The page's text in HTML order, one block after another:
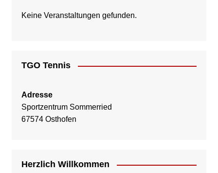
Keine Veranstaltungen gefunden.
TGO Tennis
Adresse
Sportzentrum Sommerried
67574 Osthofen
Herzlich Willkommen